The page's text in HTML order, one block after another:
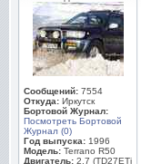
Сообщений: 7554
Откуда: Иркутск
Бортовой Журнал:
Посмотреть Бортовой
Журнал (0)
Год выпуска: 1996
Модель: Terrano R50
Двигатель: 2.7 (TD27ETi